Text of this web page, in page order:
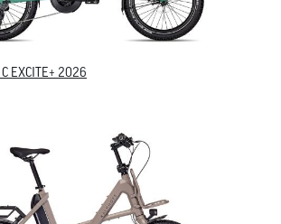
EXCITE+ 2026